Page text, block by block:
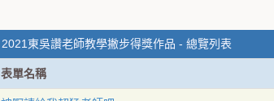
2021東吳讚老師教學撇步得獎作品 - 總覽列表
表單名稱